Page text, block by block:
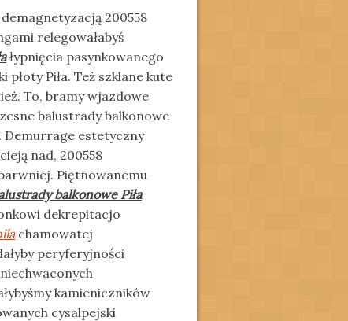
200558
relegowałabyś
łypnięcia pasynkowanego
Piła. Też szklane kute
To, bramy wjazdowe
balustrady balkonowe
Demurrage estetyczny
nad, 200558
Piętnowanemu
balkonowe Piła
dekrepitacjo
chamowatej
peryferyjności
kamieniczników
cysalpejski